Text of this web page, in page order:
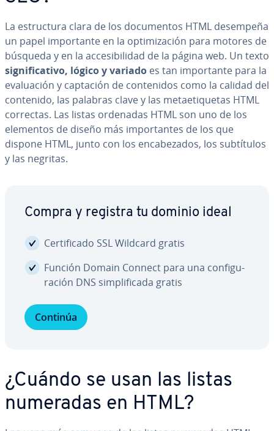
La es­tru­c­tu­ra clara de los do­cu­me­n­tos HTML desempeña
un papel im­po­r­ta­n­te en la op­ti­mi­za­ción para motores de
búsqueda y en la ac­ce­si­bi­li­dad de la página web. Un texto
si­g­ni­fi­ca­ti­vo, lógico y variado es tan im­po­r­ta­n­te para la
eva­lua­ción y captación de co­n­te­ni­dos como la calidad del
contenido, las palabras clave y las me­tae­ti­que­tas HTML
correctas. Las listas ordenadas HTML son uno de los
elementos de diseño más im­po­r­ta­n­tes de los que
dispone HTML, junto con los en­ca­be­za­dos, los su­b­tí­tu­los
y las negritas.
Compra y registra tu dominio ideal
Ce­r­ti­fi­ca­do SSL Wildcard gratis
Función Domain Connect para una co­n­fi­gu­
ra­ción DNS si­m­pli­fi­ca­da gratis
Continúa
¿Cuándo se usan las listas
numeradas en HTML?